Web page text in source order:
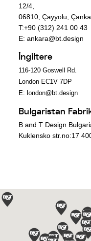
12/4,
06810, Çayyolu,
T:+90 (312) 241 00 43
E:ankara@bt.design
İngiltere
116-120 Goswell Rd.
London EC1V 7DP
E: london@bt.design
Bulgaristan
B and T Design
Kuklensko str.no:17